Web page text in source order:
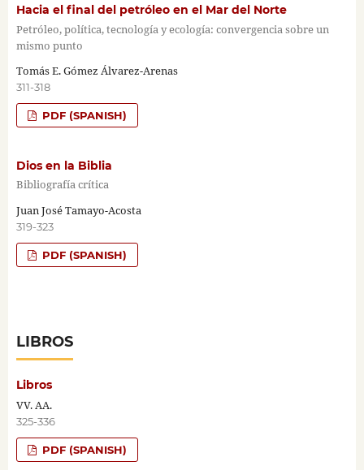
Hacia el final del petróleo en el Mar del Norte
Petróleo, política, tecnología y ecología: convergencia sobre un
mismo punto
Tomás E. Gómez Álvarez-Arenas
311-318
PDF (SPANISH)
Dios en la Biblia
Bibliografía crítica
Juan José Tamayo-Acosta
319-323
PDF (SPANISH)
LIBROS
Libros
VV. AA.
325-336
PDF (SPANISH)